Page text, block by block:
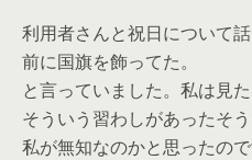
利用者さんと祝日について
前に国旗を飾ってた。
と言っていました。私は見
そういう習わしがあったそう
私が無知なのかと思ったの